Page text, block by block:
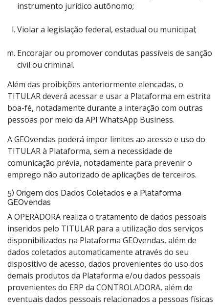
instrumento jurídico autônomo;
Violar a legislação federal, estadual ou municipal;
Encorajar ou promover condutas passíveis de sanção
civil ou criminal.
Além das proibições anteriormente elencadas, o
TITULAR deverá acessar e usar a Plataforma em estrita
boa-fé, notadamente durante a interação com outras
pessoas por meio da API WhatsApp Business.
A GEOvendas poderá impor limites ao acesso e uso do
TITULAR à Plataforma, sem a necessidade de
comunicação prévia, notadamente para prevenir o
emprego não autorizado de aplicações de terceiros.
5) Origem dos Dados Coletados e a Plataforma
GEOvendas
A OPERADORA realiza o tratamento de dados pessoais
inseridos pelo TITULAR para a utilização dos serviços
disponibilizados na Plataforma GEOvendas, além de
dados coletados automaticamente através do seu
dispositivo de acesso, dados provenientes do uso dos
demais produtos da Plataforma e/ou dados pessoais
provenientes do ERP da CONTROLADORA, além de
eventuais dados pessoais relacionados a pessoas físicas